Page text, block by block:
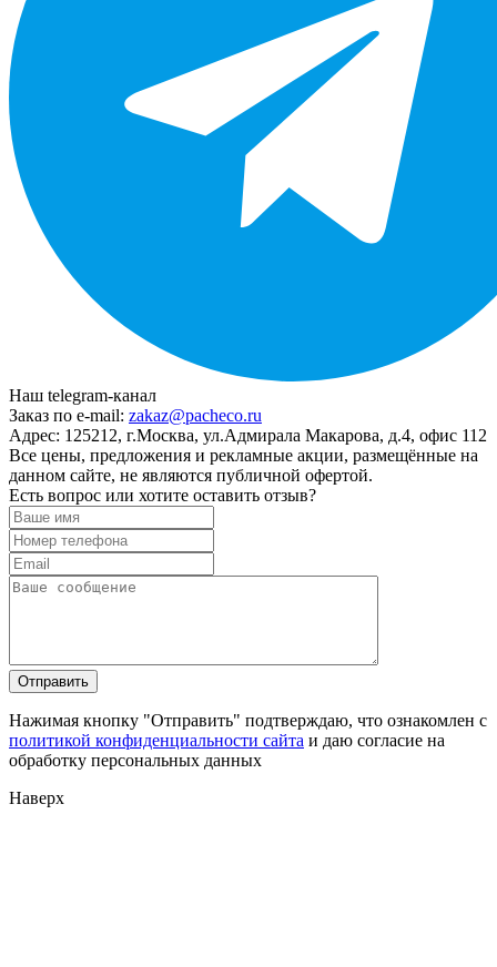
Наш telegram-канал
Заказ по e-mail: zakaz@pacheco.ru
Адрес: 125212, г.Москва, ул.Адмирала Макарова, д.4, офис 112
Все цены, предложения и рекламные акции, размещённые на
данном сайте, не являются публичной офертой.
Есть вопрос или хотите оставить отзыв?
Нажимая кнопку "Отправить" подтверждаю, что ознакомлен с
политикой конфиденциальности сайта и даю согласие на
обработку персональных данных
Наверх